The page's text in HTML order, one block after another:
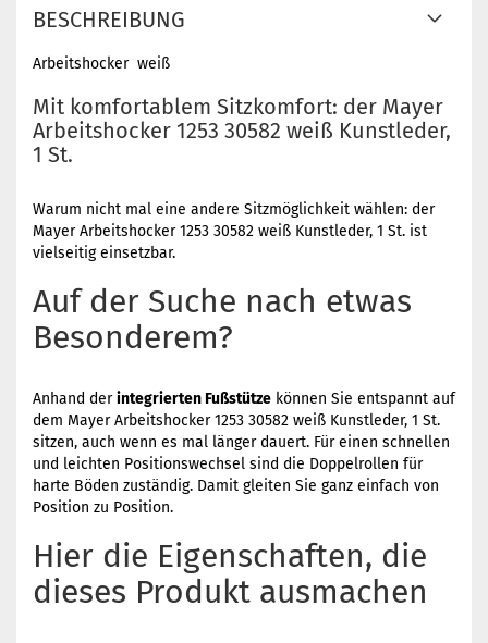
BESCHREIBUNG
Arbeitshocker weiß
Mit komfortablem Sitzkomfort: der Mayer
Arbeitshocker 1253 30582 weiß Kunstleder,
1 St.
Warum nicht mal eine andere Sitzmöglichkeit wählen: der
Mayer Arbeitshocker 1253 30582 weiß Kunstleder, 1 St. ist
vielseitig einsetzbar.
Auf der Suche nach etwas
Besonderem?
Anhand derintegrierten Fußstütze können Sie entspannt auf
dem Mayer Arbeitshocker 1253 30582 weiß Kunstleder, 1 St.
sitzen, auch wenn es mal länger dauert. Für einen schnellen
und leichten Positionswechsel sind die Doppelrollen für
harte Böden zuständig. Damit gleiten Sie ganz einfach von
Position zu Position.
Hier die Eigenschaften, die
dieses Produkt ausmachen